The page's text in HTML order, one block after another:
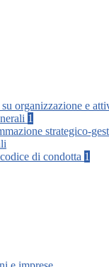
organizzazione e
1
strategico-
di condotta 1